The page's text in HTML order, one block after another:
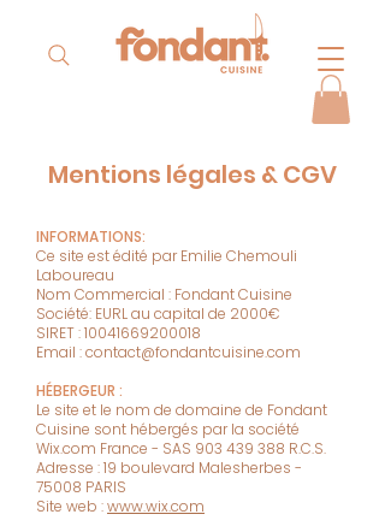
Mentions légales & CGV
INFORMATIONS:
Ce site est édité par Emilie Chemouli
Laboureau
Nom Commercial : Fondant Cuisine
Société: EURL au capital de 2000€
SIRET :10041669200018
Email :contact@fondantcuisine.com
HÉBERGEUR :
Le site et le nom de domaine de Fondant
Cuisine sont hébergés par la société
Wix.com France - SAS 903 439 388 R.C.S.
Adresse : 19 boulevard Malesherbes -
75008 PARIS
Site web :www.wix.com